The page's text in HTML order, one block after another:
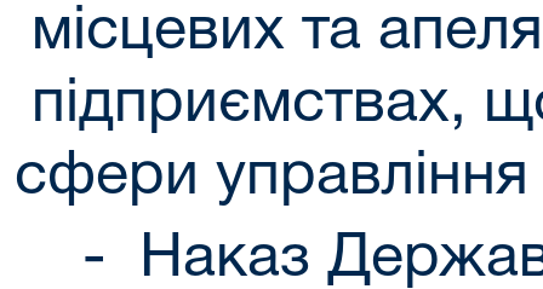
місцевих та
підприємствах,
сфери
-
Наказ